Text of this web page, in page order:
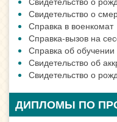
Свидетельство о
Справка в военкомат
Справка-вызов на
Справка об обучении
Свидетельство об
Свидетельство о
ДИПЛОМЫ ПО